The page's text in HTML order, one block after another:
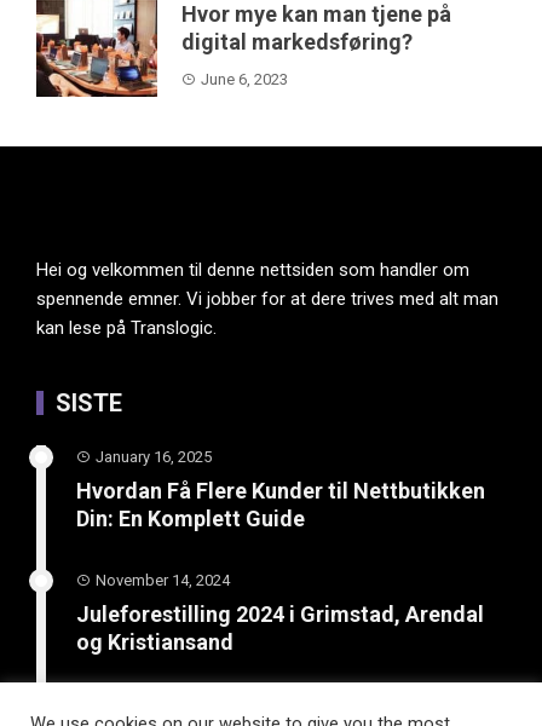
Hvor mye kan man tjene på
digital markedsføring?
June 6, 2023
Hei og velkommen til denne nettsiden som handler om
spennende emner. Vi jobber for at dere trives med alt man
kan lese på Translogic.
SISTE
January 16, 2025
Hvordan Få Flere Kunder til Nettbutikken
Din: En Komplett Guide
November 14, 2024
Juleforestilling 2024 i Grimstad, Arendal
og Kristiansand